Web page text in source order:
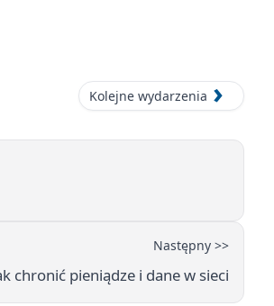
Kolejne wydarzenia
Następny >>
chronić pieniądze i dane w sieci